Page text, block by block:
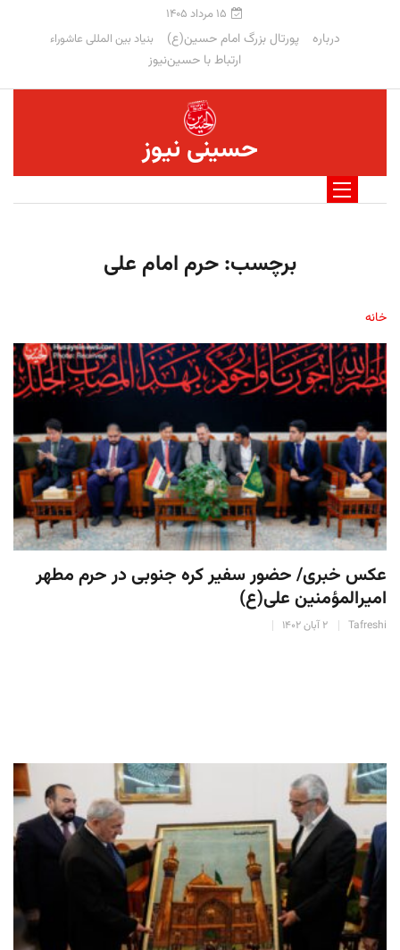
۱۵ مرداد ۱۴۰۵
درباره پورتال بزرگ امام حسین(ع) بنیاد بین المللی عاشوراء
ارتباط با حسین‌نیوز
حسینی نیوز
برچسب:حرم امام علی
خانه
عکس خبری/ حضور سفیر کره جنوبی در حرم مطهر
امیرالمؤمنین علی(ع)
Tafreshi ۲ آبان ۱۴۰۲